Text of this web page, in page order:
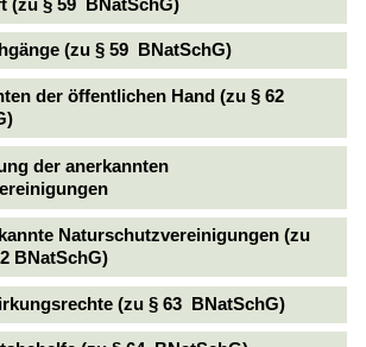
(zu § 59 BNatSchG)
(zu § 59 BNatSchG)
der öffentlichen Hand (zu § 62
der anerkannten
Naturschutzvereinigungen (zu
BNatSchG)
(zu § 63 BNatSchG)